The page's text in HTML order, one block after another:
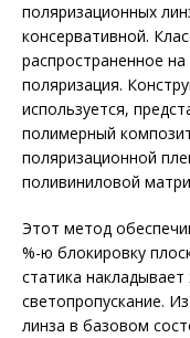
поляризационных
консервативной.
распространенное
поляризация.
используется,
полимерный
поляризационной
поливиниловой
Этот метод
%-ю блокировку
статика
светопропускание.
линза в базовом